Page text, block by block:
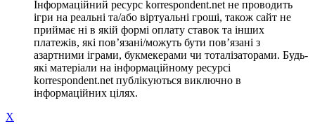
Інформаційний ресурс korrespondent.net не проводить
ігри на реальні та/або віртуальні гроші, також сайт не
приймає ні в якій формі оплату ставок та інших
платежів, які пов’язані/можуть бути пов’язані з
азартними іграми, букмекерами чи тоталізаторами. Будь-
які матеріали на інформаційному ресурсі
korrespondent.net публікуються виключно в
інформаційних цілях.
X